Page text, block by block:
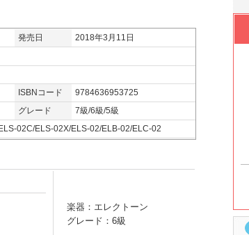
発売日
2018年3月11日
ISBNコード
9784636953725
グレード
7級/6級/5級
02C/ELS-02X/ELS-02/ELB-02/ELC-02
楽器：エレクトーン
グレード：6級